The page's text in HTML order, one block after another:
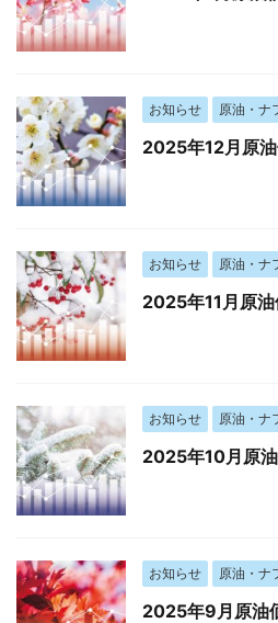
お知らせ 原油・ナ
2025年12月原
お知らせ 原油・ナ
2025年11月原
お知らせ 原油・ナ
2025年10月原
お知らせ 原油・ナ
2025年9月原油